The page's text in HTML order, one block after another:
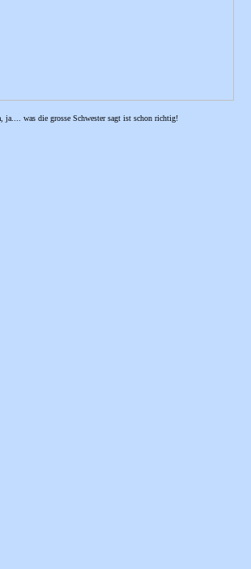
ja.... was die grosse Schwester sagt ist schon richtig!